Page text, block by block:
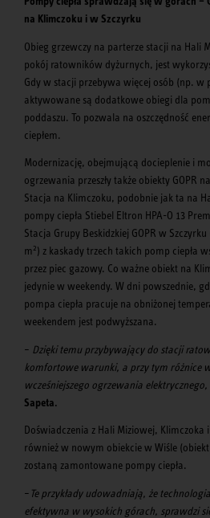
na Klimczoku i w Szczyrku
Obieg grzewczy na parterze stacji na Hali
pokój ratowników dyżurnych, jest
Gdy w stacji przebywa więcej osób (np. w
aktywowane są dodatkowe obiegi dla
poddaszu. To pozwala na oszczędność
ciepłem.
Modernizację, obejmującą docieplenie i
ogrzewania przeszły także obiekty GOPR
Stacja na Klimczoku, podobnie jak ta na
pompy ciepła Stiebel Eltron HPA-O 13
Stacja Grupy Beskidzkiej GOPR w
m2) z kaskady trzech takich pomp ciepła
przez piec gazowy. Co ważne obiekt na
jedynie w weekendy. W dni powszednie,
pompa ciepła pracuje na obniżonej
weekendem jest podwyższana.
– Dzięki temu przybywający do stacji
komfortowe warunki, a przy tym różnice
wcześniejszego ogrzewania
Sapeta.
Doświadczenia z Hali Miziowej, Klimczoka
również w nowym obiekcie w Wiśle
zostaną zamontowane pompy ciepła.
– Te przykłady udowadniają, że
efektywna w wysokich górach, sprawdzi